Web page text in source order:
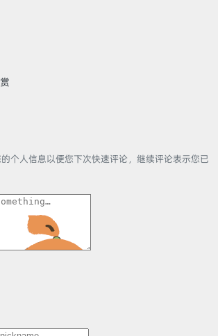
个人信息以便您下次快速评论，继续评论表示您已